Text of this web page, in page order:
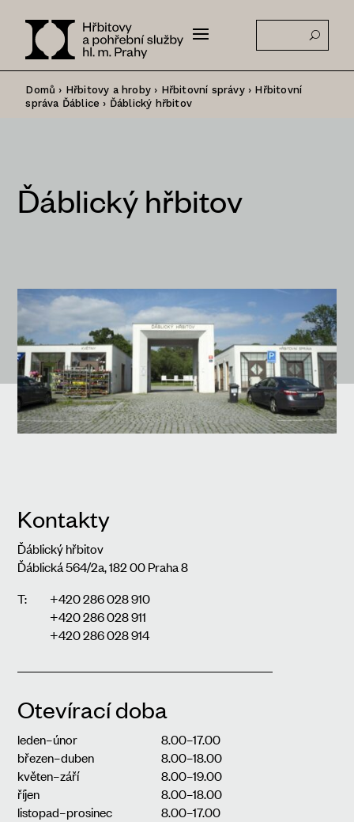
Domů › Hřbitovy a hroby › Hřbitovní správy› Hřbitovní
správa Ďáblice › Ďáblický hřbitov
Ďáblický hřbitov
Kontakty
Ďáblický hřbitov
Ďáblická 564/2a, 182 00 Praha 8
T:
+420 286 028 910
+420 286 028 911
+420 286 028 914
Otevírací doba
leden–únor 8.00–17.00
březen–duben 8.00–18.00
květen–září 8.00–19.00
říjen
8.00–18.00
listopad–prosinec 8.00–17.00